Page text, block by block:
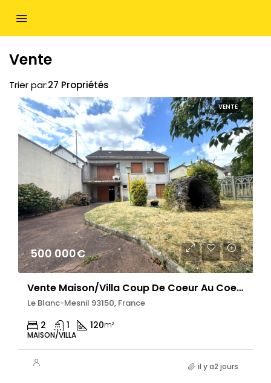
Vente
27 Propriétés
Trier par:
VENTE
500 000€
Vente Maison/villa Coup De Coeur Au Coeur Du Blanc-Mesnil – Maison Individuelle D
Le Blanc-Mesnil 93150, France
2 1 120m²
MAISON/VILLA
il y a2 jours